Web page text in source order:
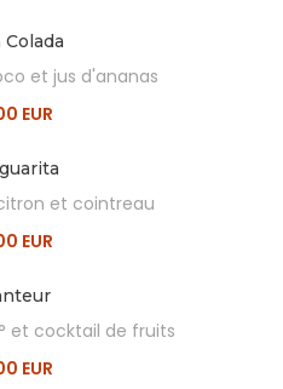
Colada
et jus d'ananas
EUR
et cointreau
EUR
et cocktail de fruits
EUR